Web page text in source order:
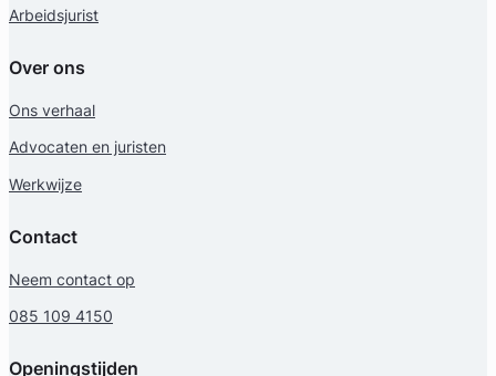
Arbeidsjurist
Over ons
Ons verhaal
Advocaten en juristen
Werkwijze
Contact
Neem contact op
085 109 4150
Openingstijden